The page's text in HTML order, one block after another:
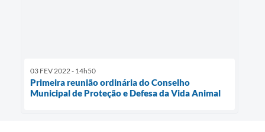
03 FEV 2022 - 14h50
Primeira reunião ordinária do Conselho
Municipal de Proteção e Defesa da Vida Animal